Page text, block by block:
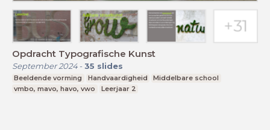
Opdracht Typografische Kunst
September 2024- 35 slides
Beeldende vorming Handvaardigheid
Middelbare school
vmbo, mavo, havo, vwo
Leerjaar 2